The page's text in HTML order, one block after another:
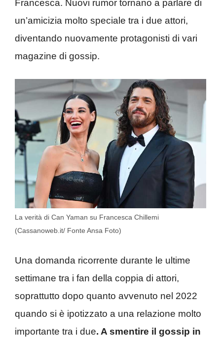
Francesca. Nuovi rumor tornano a parlare di
un’amicizia molto speciale tra i due attori,
diventando nuovamente protagonisti di vari
magazine di gossip.
La verità di Can Yaman su Francesca Chillemi
(Cassanoweb.it/ Fonte Ansa Foto)
Una domanda ricorrente durante le ultime
settimane tra i fan della coppia di attori,
soprattutto dopo quanto avvenuto nel 2022
quando si è ipotizzato a una relazione molto
importante tra i due. A smentire il gossip in